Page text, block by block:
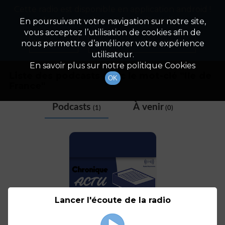
Tag
Liste des podcasts avec le mot-clé "
Podcasts (1) À venir(0)
En poursuivant votre navigation sur notre site,
vous acceptez l’utilisation de cookies afin de
nous permettre d’améliorer votre expérience
utilisateur.
En savoir plus sur notre politique Cookies
OK
Appuyez ci-dessous pour l'installer.
Non merci Télécharger l'application
Lancer l'écoute de la radio